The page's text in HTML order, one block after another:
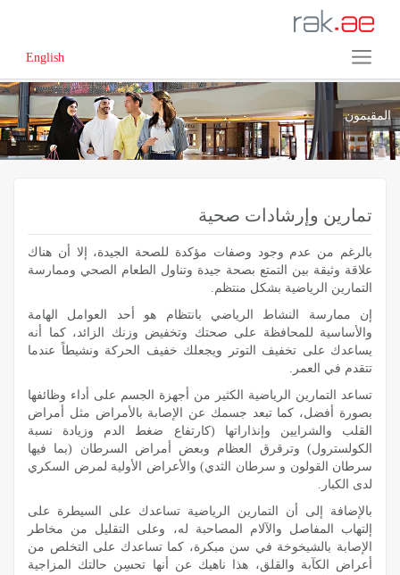
English
المقيمون
تمارين وإرشادات صحية
بالرغم من عدم وجود وصفات مؤكدة للصحة الجيدة، إلا أن هناك
علاقة وثيقة بين التمتع بصحة جيدة وتناول الطعام الصحي وممارسة
التمارين الرياضية بشكل منتظم.
إن ممارسة النشاط الرياضي بانتظام هو أحد العوامل الهامة
والأساسية للمحافظة على صحتك وتخفيض وزنك الزائد، كما أنه
يساعدك على تخفيف التوتر ويجعلك خفيف الحركة ونشيطاً عندما
تتقدم في العمر.
تساعد التمارين الرياضية الكثير من أجهزة الجسم على أداء وظائفها
بصورة أفضل، كما تبعد جسمك عن الإصابة بالأمراض مثل أمراض
القلب والشرايين وإنذاراتها (كارتفاع ضغط الدم وزيادة نسبة
الكولسترول) وترقرق العظام وبعض أمراض السرطان (بما فيها
سرطان القولون و سرطان الثدي) والأعراض الأولية لمرض السكري
لدى الكبار.
بالإضافة إلى أن التمارين الرياضية تساعدك على السيطرة على
إلتهاب المفاصل والآلام المصاحبة له، وعلى التقليل من مخاطر
الإصابة بالشيخوخة في سن مبكرة، كما تساعدك على التخلص من
أعراض الكآبة والقلق، هذا ناهيك عن أنها تحسِن حالتك المزاجية